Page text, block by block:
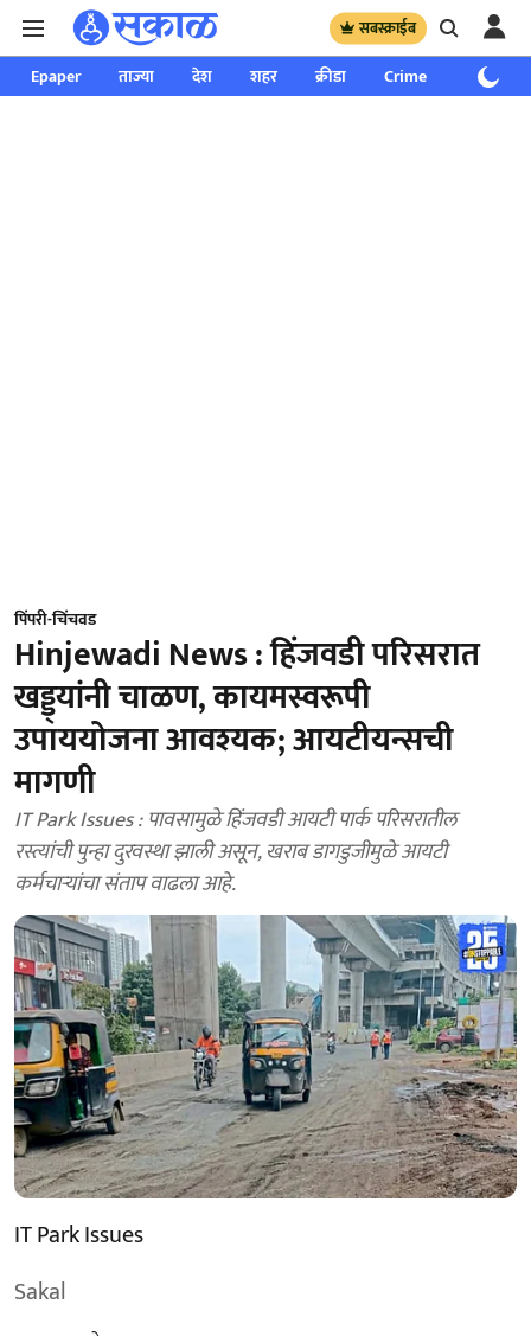
सबस्क्राईब
Epaper ताज्या देश शहर क्रीडा Crime साप्ताहिक
पिंपरी-चिंचवड
Hinjewadi News : हिंजवडी परिसरात
खड्ड्यांनी चाळण, कायमस्वरूपी
उपाययोजना आवश्यक; आयटीयन्सची
मागणी
IT Park Issues : पावसामुळे हिंजवडी आयटी पार्क परिसरातील
रस्त्यांची पुन्हा दुरवस्था झाली असून, खराब डागडुजीमुळे आयटी
कर्मचाऱ्यांचा संताप वाढला आहे.
IT Park Issues
Sakal